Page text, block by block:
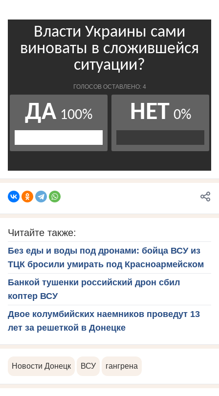
Читайте также:
Без еды и воды под дронами: бойца ВСУ из
ТЦК бросили умирать под Красноармейском
Банкой тушенки российский дрон сбил
коптер ВСУ
Двое колумбийских наемников проведут 13
лет за решеткой в Донецке
Новости Донецк ВСУ гангрена